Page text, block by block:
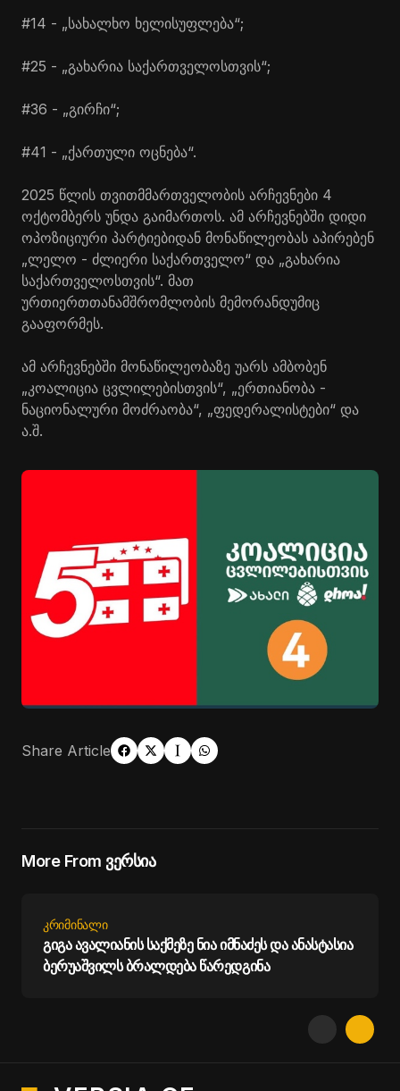
#14 - „სახალხო ხელისუფლება“;
#25 - „გახარია საქართველოსთვის“;
#36 - „გირჩი“;
#41 - „ქართული ოცნება“.
2025 წლის თვითმმართველობის არჩევნები 4
ოქტომბერს უნდა გაიმართოს. ამ არჩევნებში დიდი
ოპოზიციური პარტიებიდან მონაწილეობას აპირებენ
„ლელო - ძლიერი საქართველო“ და „გახარია
საქართველოსთვის“. მათ
ურთიერთთანამშრომლობის მემორანდუმიც
გააფორმეს.
ამ არჩევნებში მონაწილეობაზე უარს ამბობენ
„კოალიცია ცვლილებისთვის“, „ერთიანობა -
ნაციონალური მოძრაობა“, „ფედერალისტები“ და
ა.შ.
Share Article
More From ვერსია
ᲙᲠᲘᲛᲘᲜᲐᲚᲘ
გიგა ავალიანის საქმეზე ნია იმნაძეს და ანასტასია
ბერუაშვილს ბრალდება წარედგინა